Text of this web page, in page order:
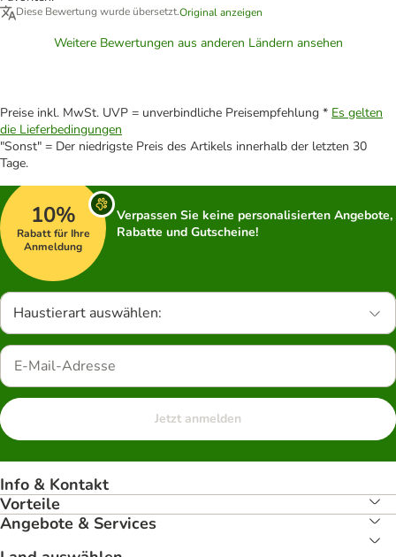
Diese Bewertung wurde übersetzt.Original anzeigen
Weitere Bewertungen aus anderen Ländern ansehen
Preise inkl. MwSt. UVP = unverbindliche Preisempfehlung * Es gelten
die Lieferbedingungen
"Sonst" = Der niedrigste Preis des Artikels innerhalb der letzten 30
Tage.
10%
Rabatt für Ihre
Anmeldung
Verpassen Sie keine personalisierten Angebote,
Rabatte und Gutscheine!
Haustierart auswählen:
Jetzt anmelden
Info & Kontakt
Vorteile
Angebote & Services